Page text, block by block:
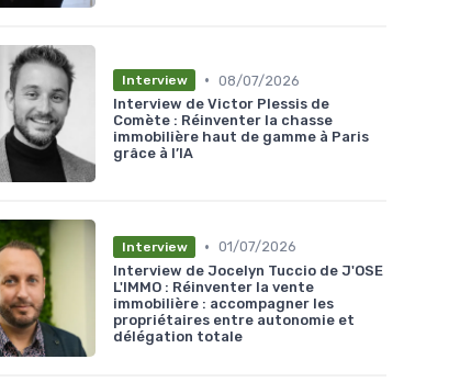
Interview • 08/07/2026
Interview de Victor Plessis de
Comète : Réinventer la chasse
immobilière haut de gamme à Paris
grâce à l’IA
Interview • 01/07/2026
Interview de Jocelyn Tuccio de J'OSE
L'IMMO : Réinventer la vente
immobilière : accompagner les
propriétaires entre autonomie et
délégation totale